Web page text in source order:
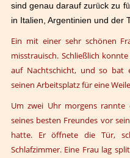
sind genau darauf zurück zu fü
in Italien, Argentinien und der
Ein mit einer sehr schönen
misstrauisch. Schließlich
auf Nachtschicht, und so bat
seinen Arbeitsplatz für eine
Um zwei Uhr morgens
seines besten Freundes vor
hatte. Er öffnete die Tür,
Schlafzimmer. Eine Frau lag